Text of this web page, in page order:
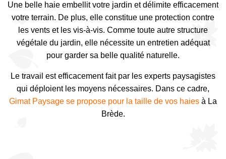
Une belle haie embellit votre jardin et délimite efficacement
votre terrain. De plus, elle constitue une protection contre
les vents et les vis-à-vis. Comme toute autre structure
végétale du jardin, elle nécessite un entretien adéquat
pour garder sa belle qualité naturelle.
Le travail est efficacement fait par les experts paysagistes
qui déploient les moyens nécessaires. Dans ce cadre,
Gimat Paysage se propose pour la taille de vos haies à La
Brède.